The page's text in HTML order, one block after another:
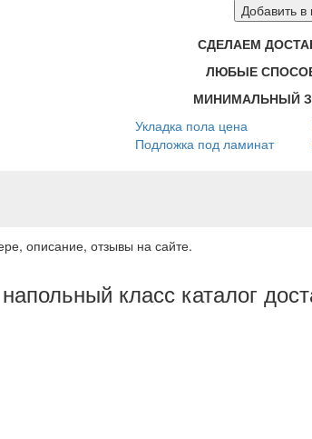
Добавить в
СДЕЛАЕМ
ЛЮБЫЕ
МИНИМАЛЬНЫЙ
Укладка пола цена
Подложка под ламинат
описание, отзывы на сайте.
класс каталог